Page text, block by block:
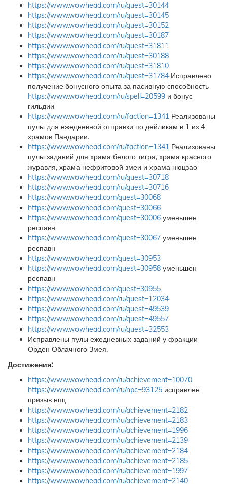
https://www.wowhead.com/ru/quest=30144
https://www.wowhead.com/ru/quest=30145
https://www.wowhead.com/ru/quest=30152
https://www.wowhead.com/ru/quest=30187
https://www.wowhead.com/ru/quest=31811
https://www.wowhead.com/ru/quest=30188
https://www.wowhead.com/ru/quest=31810
https://www.wowhead.com/ru/quest=31784 Исправлено
получение бонусного опыта за пасивную способность
https://www.wowhead.com/ru/spell=20599 и бонус
гильдии
https://www.wowhead.com/ru/faction=1341 Реализованы
пулы для ежедневной отправки по дейликам в 1 из 4
храмов Пандарии.
https://www.wowhead.com/ru/faction=1341 Реализованы
пулы заданий для храма белого тигра, храма красного
журавля, храма нефритовой змеи и храма нюцзао
https://www.wowhead.com/ru/quest=30718
https://www.wowhead.com/ru/quest=30716
https://www.wowhead.com/quest=30068
https://www.wowhead.com/quest=30066
https://www.wowhead.com/quest=30006 уменьшен
респавн
https://www.wowhead.com/quest=30067 уменьшен
респавн
https://www.wowhead.com/quest=30953
https://www.wowhead.com/quest=30958 уменьшен
респавн
https://www.wowhead.com/quest=30955
https://www.wowhead.com/ru/quest=12034
https://www.wowhead.com/ru/quest=49539
https://www.wowhead.com/ru/quest=49557
https://www.wowhead.com/ru/quest=32553
Исправлены пулы ежедневных заданий у фракции
Орден Облачного Змея.
Достижения:
https://www.wowhead.com/ru/achievement=10070
https://www.wowhead.com/ru/npc=93125 исправлен
призыв нпц
https://www.wowhead.com/ru/achievement=2182
https://www.wowhead.com/ru/achievement=2183
https://www.wowhead.com/ru/achievement=1996
https://www.wowhead.com/ru/achievement=2139
https://www.wowhead.com/ru/achievement=2184
https://www.wowhead.com/ru/achievement=2185
https://www.wowhead.com/ru/achievement=1997
https://www.wowhead.com/ru/achievement=2140